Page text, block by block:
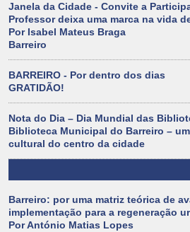
Janela da Cidade - Convite a
Professor deixa uma marca na vida
Por Isabel Mateus Braga
Barreiro
BARREIRO - Por dentro dos dias
GRATIDÃO!
Nota do Dia – Dia Mundial das
Biblioteca Municipal do Barreiro –
cultural do centro da cidade
Barreiro: por uma matriz teórica de
implementação para a regeneração
Por António Matias Lopes